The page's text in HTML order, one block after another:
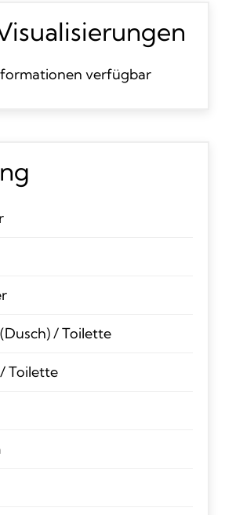
verfügbar
/ Toilette
Toilette